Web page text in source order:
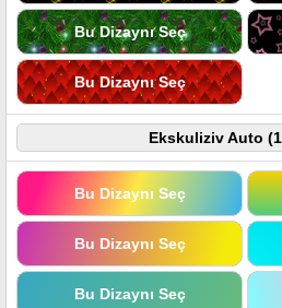
Bu Dizaynı Seç
Bu Dizaynı Seç
Ekskuliziv Auto
Bu Dizaynı Seç
Bu Dizaynı Seç
Bu Dizaynı Seç